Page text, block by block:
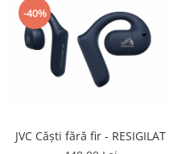
Consumabile sanitare
Cosmetice si produse ingrijire
personala
Igiena dentara
Hrana bebelusi
-40%
JVC Căști fără fir - RESIGILAT